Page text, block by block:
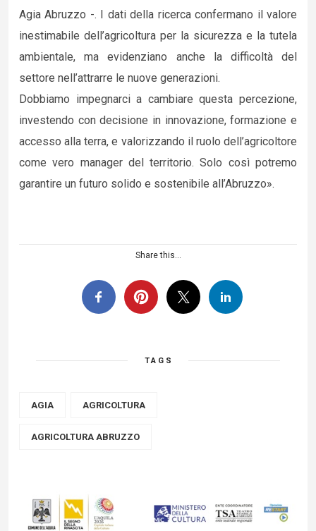
Agia Abruzzo -. I dati della ricerca confermano il valore
inestimabile dell’agricoltura per la sicurezza e la tutela
ambientale, ma evidenziano anche la difficoltà del
settore nell’attrarre le nuove generazioni.
Dobbiamo impegnarci a cambiare questa percezione,
investendo con decisione in innovazione, formazione e
accesso alla terra, e valorizzando il ruolo dell’agricoltore
come vero manager del territorio. Solo così potremo
garantire un futuro solido e sostenibile all’Abruzzo».
Share this...
TAGS
AGIA AGRICOLTURA
AGRICOLTURA ABRUZZO